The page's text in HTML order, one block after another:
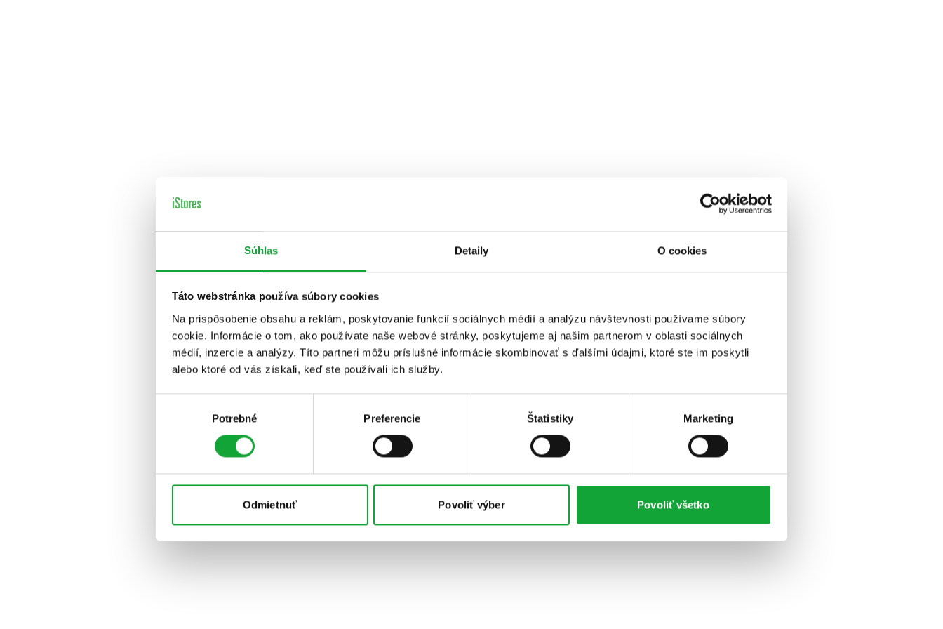
Súhlas Detaily O cookies
Táto webstránka používa súbory cookies
Na prispôsobenie obsahu a reklám, poskytovanie funkcií sociálnych médií a analýzu návštevnosti používame súbory
cookie. Informácie o tom, ako používate naše webové stránky, poskytujeme aj našim partnerom v oblasti sociálnych
médií, inzercie a analýzy. Títo partneri môžu príslušné informácie skombinovať s ďalšími údajmi, ktoré ste im poskytli
alebo ktoré od vás získali, keď ste používali ich služby.
Potrebné Preferencie Štatistiky Marketing
Odmietnuť Povoliť výber Povoliť všetko